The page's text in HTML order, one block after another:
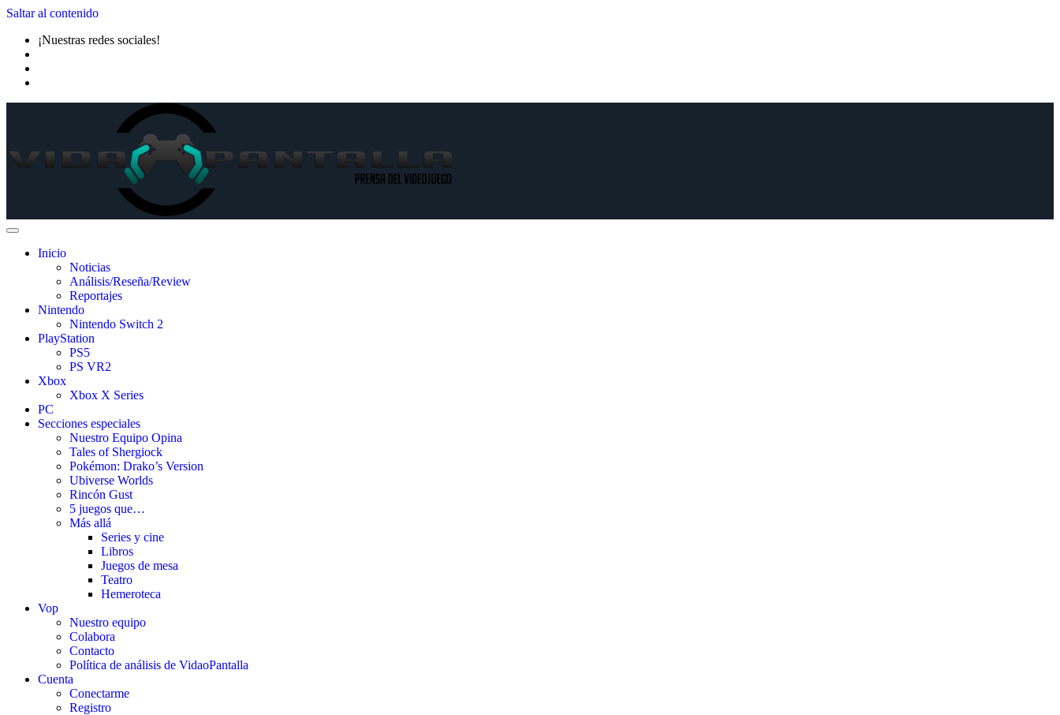
Saltar al contenido
¡Nuestras redes sociales!
Inicio
Noticias
Análisis/Reseña/Review
Reportajes
Nintendo
Nintendo Switch 2
PlayStation
PS5
PS VR2
Xbox
Xbox X Series
PC
Secciones especiales
Nuestro Equipo Opina
Tales of Shergiock
Pokémon: Drako’s Version
Ubiverse Worlds
Rincón Gust
5 juegos que…
Más allá
Series y cine
Libros
Juegos de mesa
Teatro
Hemeroteca
Vop
Nuestro equipo
Colabora
Contacto
Política de análisis de VidaoPantalla
Cuenta
Conectarme
Registro